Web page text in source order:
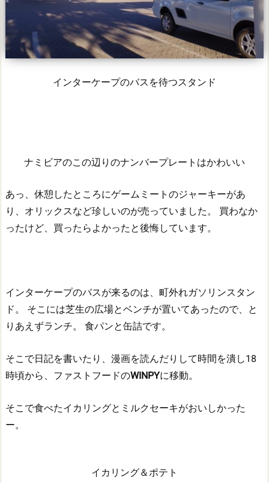
インターケープのバスを待つスタンド
ナミビアのこの辺りのナンバープレートはかわいい
あっ、休憩したところにゲームミートのジャーキーがあ
り、オリックスなど珍しいのが売っていました。
買わなか
ったけど、買ったらよかったと後悔しています。
インターケープのバスが来るのは、町外れガソリンスタン
ド。
そこには芝生の広場とベンチが置いてあったので、と
りあえずランチ。
食パンと缶詰です。
そこで日記を書いたり、漫画を読んだりして時間を潰し18
時頃から、ファストフードのWINPYに移動。
そこで食べたイカリングとミルクセーキがおいしかった
ー。
イカリング＆ポテト